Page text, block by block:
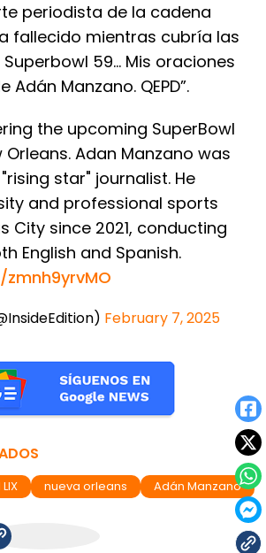
periodista de la cadena
fallecido mientras cubría las
59… Mis oraciones
Manzano. QEPD”.
the upcoming SuperBowl
Orleans. Adan Manzano was
star" journalist. He
and professional sports
City since 2021, conducting
English and Spanish.
February 7, 2025
nueva orleans Adán Manzano